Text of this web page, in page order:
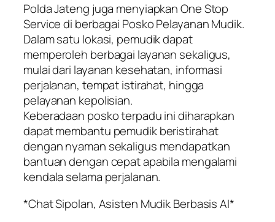
Polda Jateng juga menyiapkan One Stop
Service di berbagai Posko Pelayanan Mudik.
Dalam satu lokasi, pemudik dapat
memperoleh berbagai layanan sekaligus,
mulai dari layanan kesehatan, informasi
perjalanan, tempat istirahat, hingga
pelayanan kepolisian.
Keberadaan posko terpadu ini diharapkan
dapat membantu pemudik beristirahat
dengan nyaman sekaligus mendapatkan
bantuan dengan cepat apabila mengalami
kendala selama perjalanan.
*Chat Sipolan, Asisten Mudik Berbasis AI*